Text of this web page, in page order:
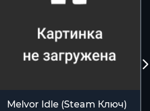
Melvor Idle (Steam Ключ)